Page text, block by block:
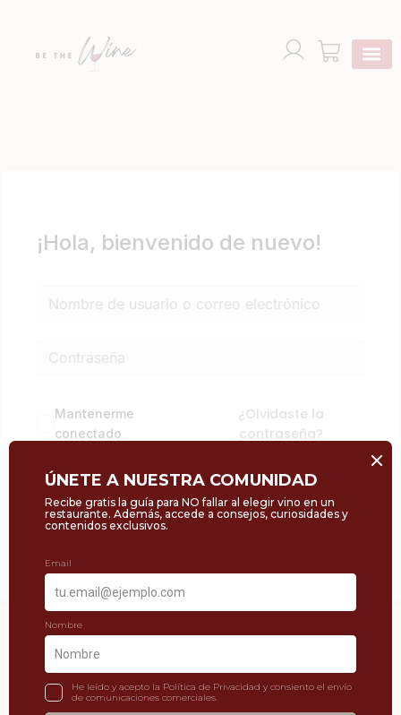
¡Hola, bienvenido de nuevo!
Mantenerme
conectado
¿Olvidaste la
contraseña?
Acceder
HOLA@BETHEWINE.ES